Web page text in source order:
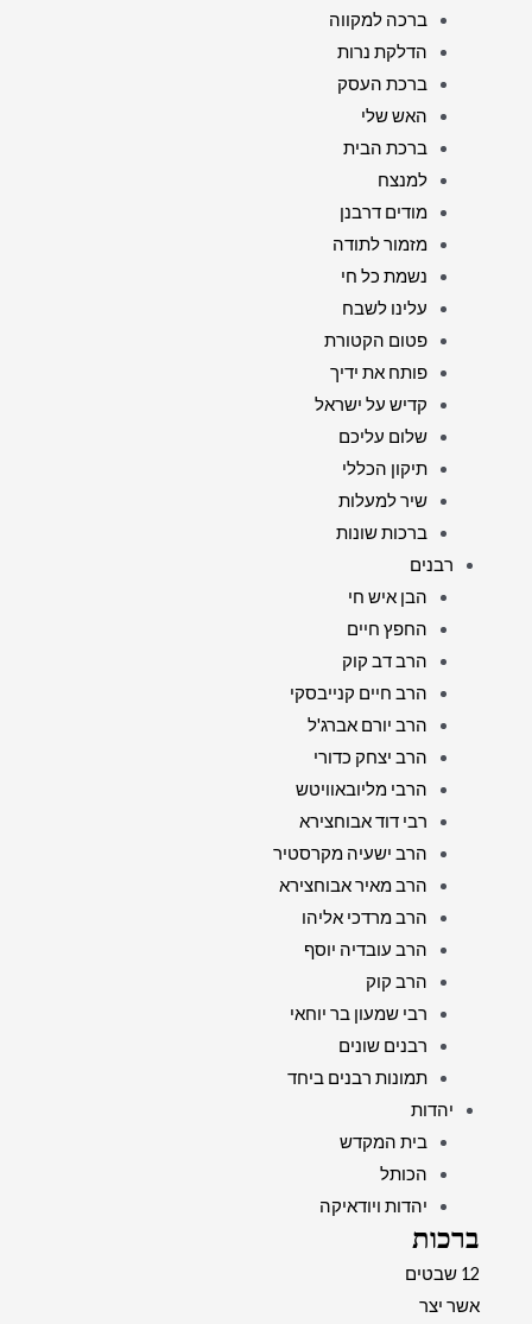
ברכה למקווה
הדלקת נרות
ברכת העסק
האש שלי
ברכת הבית
למנצח
מודים דרבנן
מזמור לתודה
נשמת כל חי
עלינו לשבח
פטום הקטורת
פותח את ידיך
קדיש על ישראל
שלום עליכם
תיקון הכללי
שיר למעלות
ברכות שונות
רבנים
הבן איש חי
החפץ חיים
הרב דב קוק
הרב חיים קנייבסקי
הרב יורם אברג'ל
הרב יצחק כדורי
הרבי מליובאוויטש
רבי דוד אבוחצירא
הרב ישעיה מקרסטיר
הרב מאיר אבוחצירא
הרב מרדכי אליהו
הרב עובדיה יוסף
הרב קוק
רבי שמעון בר יוחאי
רבנים שונים
תמונות רבנים ביחד
יהדות
בית המקדש
הכותל
יהדות ויודאיקה
ברכות
12 שבטים
אשר יצר